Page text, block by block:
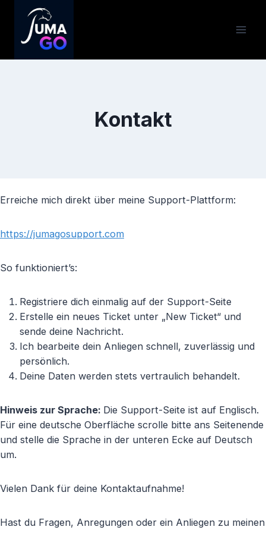
springen
Kontakt
Erreiche mich direkt über meine Support-Plattform:
https://jumagosupport.com
So funktioniert’s:
Registriere dich einmalig auf der Support-Seite
Erstelle ein neues Ticket unter „New Ticket“ und
sende deine Nachricht.
Ich bearbeite dein Anliegen schnell, zuverlässig und
persönlich.
Deine Daten werden stets vertraulich behandelt.
Hinweis zur Sprache: Die Support-Seite ist auf Englisch.
Für eine deutsche Oberfläche scrolle bitte ans Seitenende
und stelle die Sprache in der unteren Ecke auf Deutsch
um.
Vielen Dank für deine Kontaktaufnahme!
Hast du Fragen, Anregungen oder ein Anliegen zu meinen